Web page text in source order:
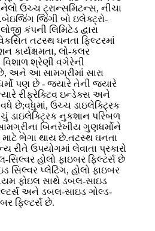
ઉચ્ચ ટ્રાન્સમિટન્સ, નીચા
જિંગી બો ઇલેક્ટ્રો-
કંપની લિમિટેડ દ્વારા
તટસ્થ ઘનતા ફિલ્ટરમાં
કાર્યક્ષમતા, લો-કલર
શ્રેણી વગેરેની
અને આ સામગ્રીમાં સારા
પણ છે - જ્યારે તેની જ્યારે
રીફ્રેક્ટિવ ઇન્ડેક્સ અને
છે;વધુમાં, ઉચ્ચ ડાઇલેક્ટ્રિક
ડાઇલેક્ટ્રિક નુકશાન પરિબળ
બિનરેખીય ગુણધર્મોને
માટે ભેગા થાય છે.તટસ્થ ઘનતા
રીતે ઉપયોગમાં લેવાતા પ્રકારો
હોલો ફાઇબર ફિલ્ટર્સ છે
સિલ્વર પ્લેટિંગ, હોલો ફાઇબર
ફોઇલ સાથે ડબલ-સાઇડ
અને ડબલ-સાઇડ ગોલ્ડ-
ફિલ્ટર્સ છે.